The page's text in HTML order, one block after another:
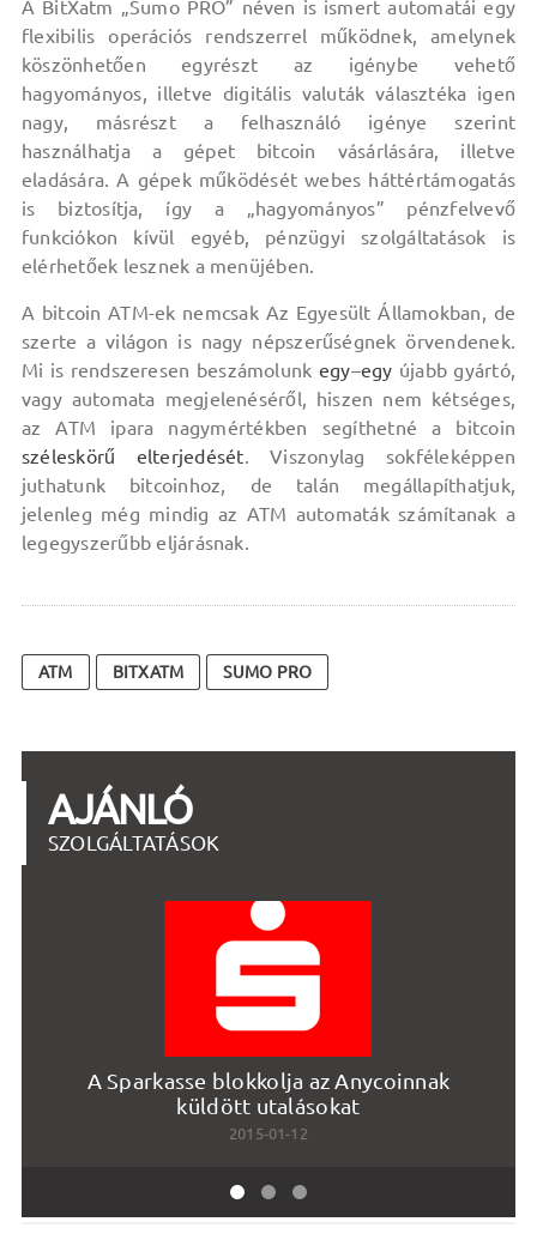
A BitXatm „Sumo PRO” néven is ismert automatái egy
flexibilis operációs rendszerrel működnek, amelynek
köszönhetően egyrészt az igénybe vehető
hagyományos, illetve digitális valuták választéka igen
nagy, másrészt a felhasználó igénye szerint
használhatja a gépet bitcoin vásárlására, illetve
eladására. A gépek működését webes háttértámogatás
is biztosítja, így a „hagyományos” pénzfelvevő
funkciókon kívül egyéb, pénzügyi szolgáltatások is
elérhetőek lesznek a menüjében.
A bitcoin ATM-ek nemcsak Az Egyesült Államokban, de
szerte a világon is nagy népszerűségnek örvendenek.
Mi is rendszeresen beszámolunk egy–egy újabb gyártó,
vagy automata megjelenéséről, hiszen nem kétséges,
az ATM ipara nagymértékben segíthetné a bitcoin
széleskörű elterjedését. Viszonylag sokféleképpen
juthatunk bitcoinhoz, de talán megállapíthatjuk,
jelenleg még mindig az ATM automaták számítanak a
legegyszerűbb eljárásnak.
ATM BITXATM SUMO PRO
AJÁNLÓ
SZOLGÁLTATÁSOK
A Sparkasse blokkolja az Anycoinnak
küldött utalásokat
2015-01-12